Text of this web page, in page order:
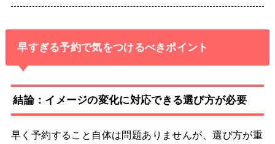
早すぎる予約で気をつけるべきポイント
結論：イメージの変化に対応できる選び方が必要
早く予約すること自体は問題ありませんが、選び方が重